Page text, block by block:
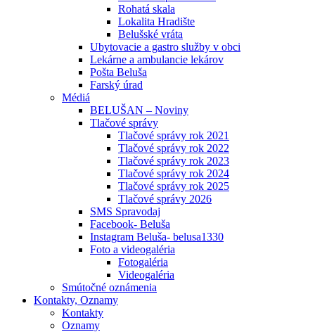
Rohatá skala
Lokalita Hradište
Belušské vráta
Ubytovacie a gastro služby v obci
Lekárne a ambulancie lekárov
Pošta Beluša
Farský úrad
Médiá
BELUŠAN – Noviny
Tlačové správy
Tlačové správy rok 2021
Tlačové správy rok 2022
Tlačové správy rok 2023
Tlačové správy rok 2024
Tlačové správy rok 2025
Tlačové správy 2026
SMS Spravodaj
Facebook- Beluša
Instagram Beluša- belusa1330
Foto a videogaléria
Fotogaléria
Videogaléria
Smútočné oznámenia
Kontakty, Oznamy
Kontakty
Oznamy